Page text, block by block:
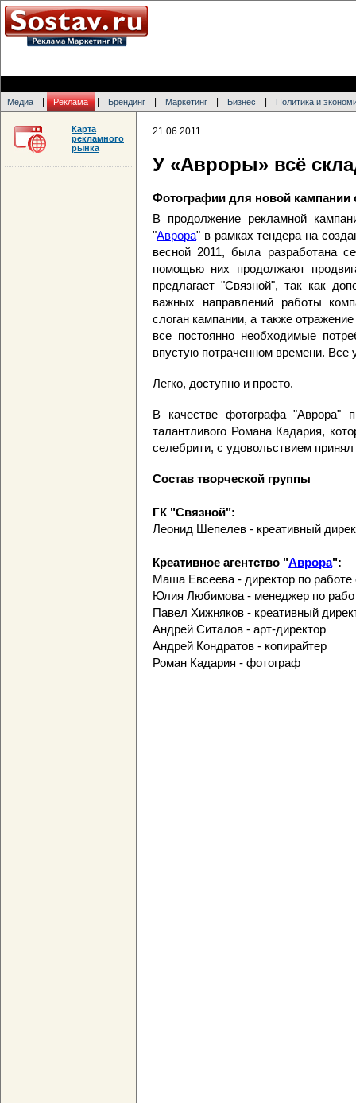
Медиа Реклама Брендинг Маркетинг Бизнес Политика и
21.06.2011
У «Авроры» всё
Фотографии для новой кампании
В продолжение рекламной
"Аврора" в рамках тендера на
весной 2011, была разработана
помощью них продолжают
предлагает "Связной", так как
важных направлений работы
слоган кампании, а также
все постоянно необходимые
впустую потраченном времени. Все
Легко, доступно и просто.
В качестве фотографа "Аврора"
талантливого Романа Кадария,
селебрити, с удовольствием принял
Состав творческой группы
ГК "Связной":
Леонид Шепелев - креативный
Креативное агентство "Аврора":
Маша Евсеева - директор по работе
Юлия Любимова - менеджер по
Павел Хижняков - креативный
Андрей Ситалов - арт-директор
Андрей Кондратов - копирайтер
Роман Кадария - фотограф
Карта
рекламного
рынка